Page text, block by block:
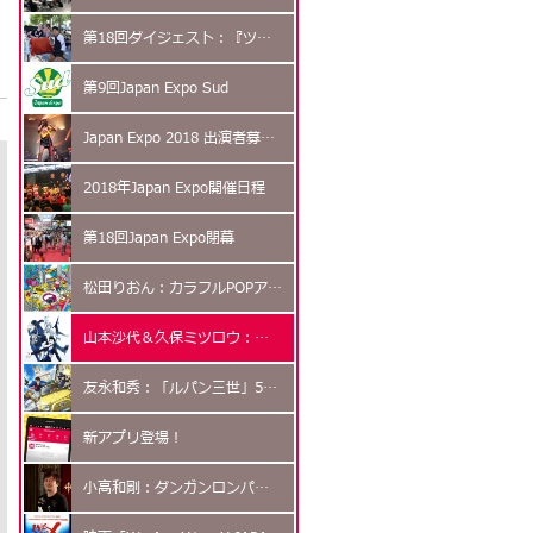
第18回ダイジェスト：『ツーリズム編』
第9回Japan Expo Sud
Japan Expo 2018 出演者募集開始！
2018年Japan Expo開催日程
第18回Japan Expo閉幕
松田りおん：カラフルPOPアーティスト
山本沙代＆久保ミツロウ：「Yuri!!! On ICE」
友永和秀：「ルパン三世」50周年！
新アプリ登場！
小高和剛：ダンガンロンパクリエーター